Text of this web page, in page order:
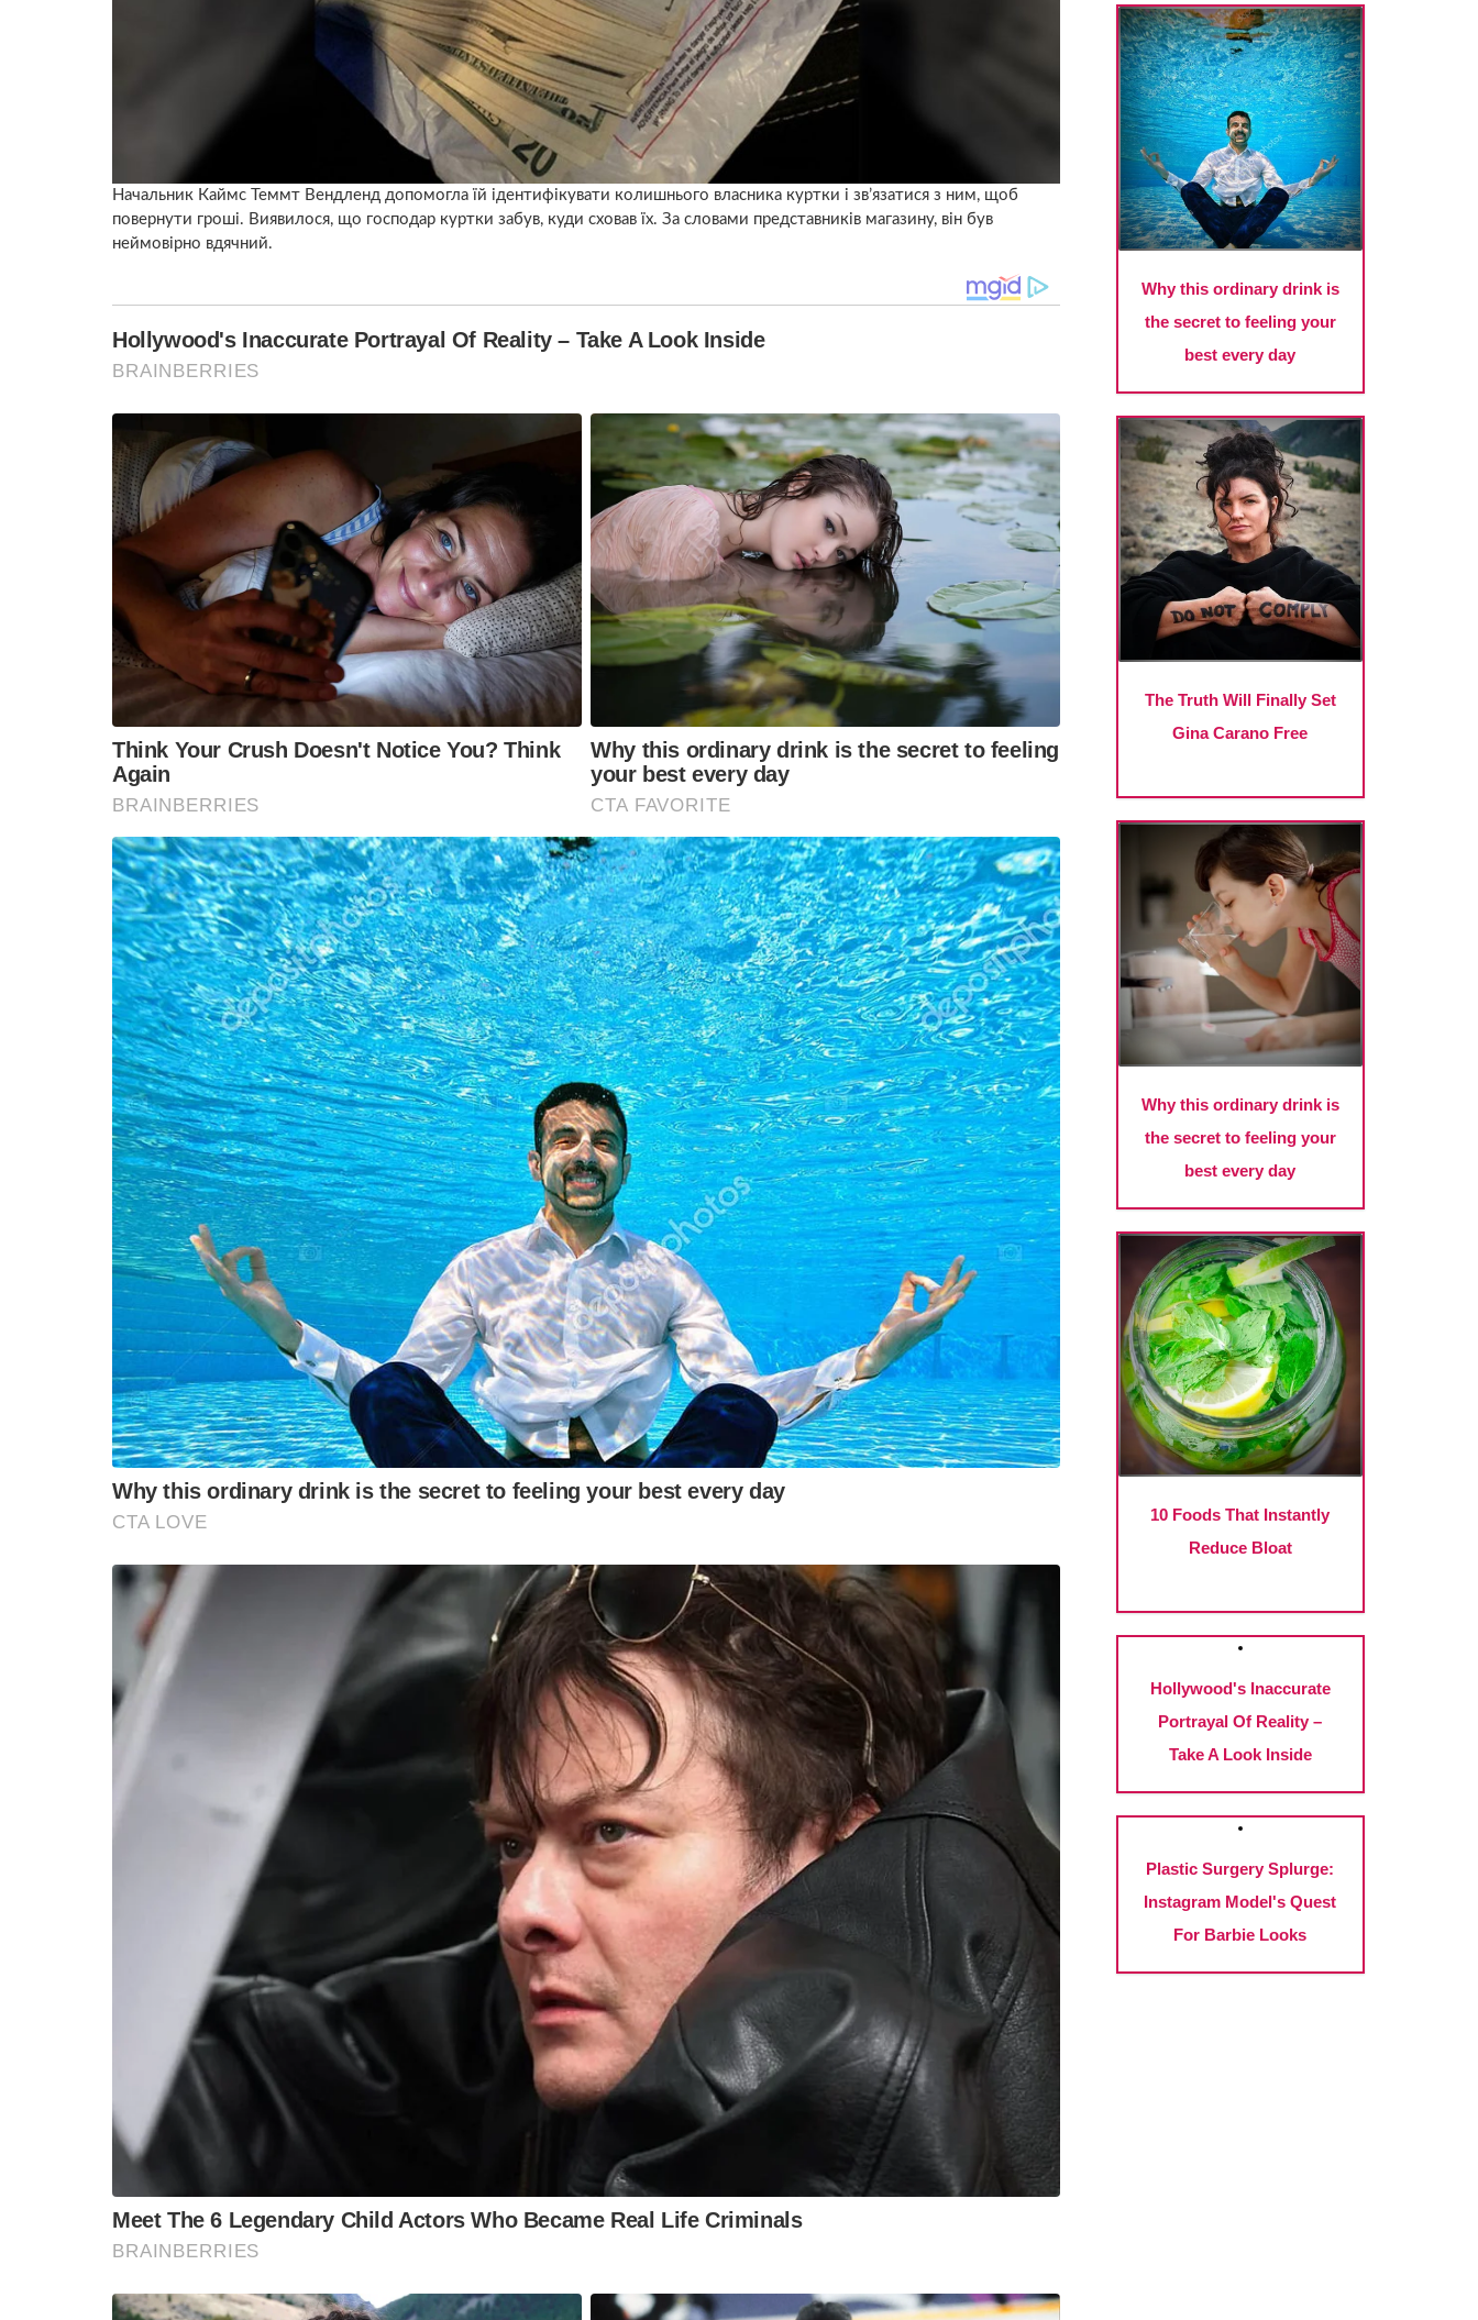
Начальник Каймс Теммт Вендленд допомогла їй ідентифікувати колишнього власника куртки і зв’язатися з ним, щоб
повернути гроші. Виявилося, що господар куртки забув, куди сховав їх. За словами представників магазину, він був
неймовірно вдячний.